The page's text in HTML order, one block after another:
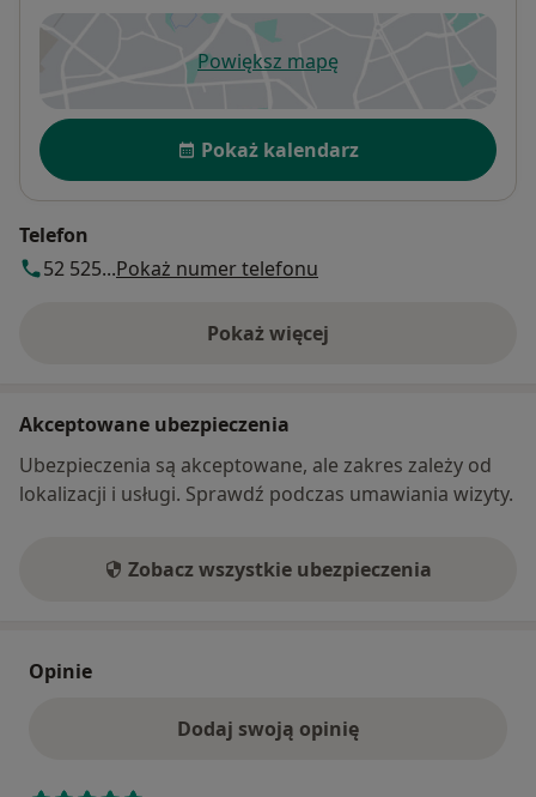
Powiększ mapęotwiera się w nowej karcie
Dostępność
Pokaż kalendarz
Telefon
52 525...Pokaż numer telefonu
Pokaż więcej
o adresie
Akceptowane ubezpieczenia
Ubezpieczenia są akceptowane, ale zakres zależy od
lokalizacji i usługi. Sprawdź podczas umawiania wizyty.
Zobacz wszystkie ubezpieczenia
Opinie
Dodaj swoją opinię